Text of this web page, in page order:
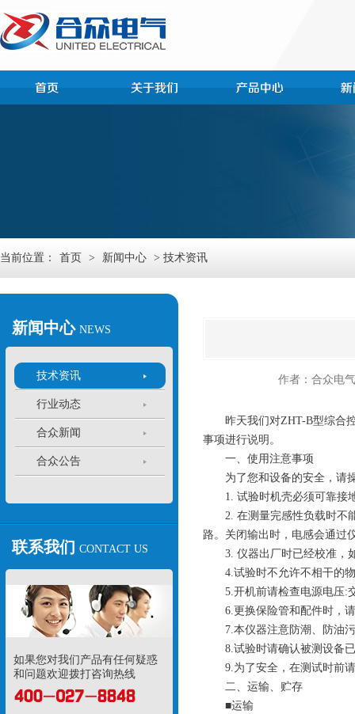
当前位置： 首页 > 新闻中心 > 技术资讯
新闻中心 NEWS
技术资讯
行业动态
合众新闻
合众公告
联系我们 CONTACT US
如果您对我们产品有任何疑惑
和问题欢迎拨打咨询热线
作者：合众电
昨天我们对ZHT-B型综合控
事项进行说明。
一、使用注意事项
为了您和设备的安全，请
1. 试验时机壳必须可靠接
2. 在测量完感性负载时不能
路。关闭输出时，电感会通过
3. 仪器出厂时已经校准，如
4.试验时不允许不相干的物
5.开机前请检查电源电压:交
6.更换保险管和配件时，请
7.本仪器注意防潮、防油
8.试验时请确认被测设备已
9.为了安全，在测试时前请
二、运输、贮存
■运输